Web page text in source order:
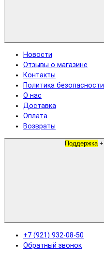
Новости
Отзывы о магазине
Контакты
Политика безопасности
О нас
Доставка
Оплата
Возвраты
Поддержка
+7 (921) 932-08-50
Обратный звонок